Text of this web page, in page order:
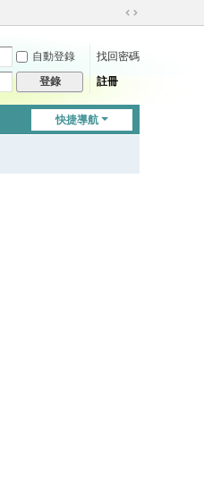
切
到
自動登錄
找回密碼
登錄 註冊
快捷導航